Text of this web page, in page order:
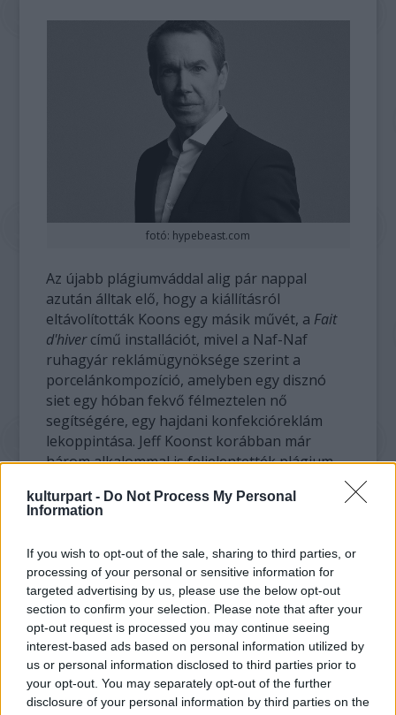
kulturpart - Do Not Process My Personal
Information
If you wish to opt-out of the sale, sharing to third parties, or
processing of your personal or sensitive information for
targeted advertising by us, please use the below opt-out
section to confirm your selection. Please note that after your
opt-out request is processed you may continue seeing
interest-based ads based on personal information utilized by
us or personal information disclosed to third parties prior to
your opt-out. You may separately opt-out of the further
disclosure of your personal information by third parties on the
fotó: hypebeast.com
Az újabb plágiumváddal alig pár nappal
azután álltak elő, hogy a kiállításról
eltávolították Koons egy másik művét, a Fait
d'hivercímű installációt, mivel a Naf-Naf
ruhagyár reklámügynöksége szerint a
porcelánkompozíció, amelyben egy disznó
siet egy hóban fekvő félmeztelen nő
segítségére, egy hajdani konfekcióreklám
lekoppintása. Jeff Koonst korábban már
három alkalommal is feljelentették plágium
hogy a másolatnak tartott művek aBanalitás
című sorozat részei, amelynek alapelve, hogy
a kereskedelemben kapható termékekből
vagy a sajtóban megjelent képekből indul ki.
"A modern és a kortárs művészet jelentős
része az idézés, sőt a kisajátítás koncepcióján
alapul" - hangoztatta. A november 26-án
megnyílt és 2015. április 27-ig nyitva tartó